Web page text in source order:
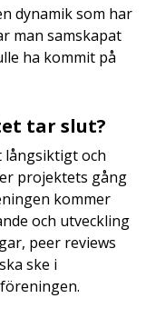
dynamik som har
man samskapat
ha kommit på
tar slut?
långsiktigt och
projektets gång
kommer
och utveckling
peer reviews
ske i